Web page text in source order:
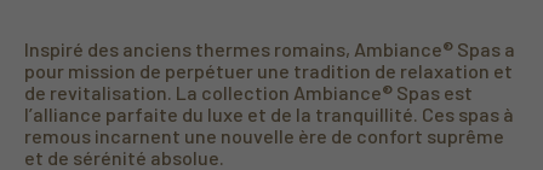
Inspiré des anciens thermes romains, Ambiance® Spas a
pour mission de perpétuer une tradition de relaxation et
de revitalisation. La collection Ambiance® Spas est
l’alliance parfaite du luxe et de la tranquillité. Ces spas à
remous incarnent une nouvelle ère de confort suprême
et de sérénité absolue.